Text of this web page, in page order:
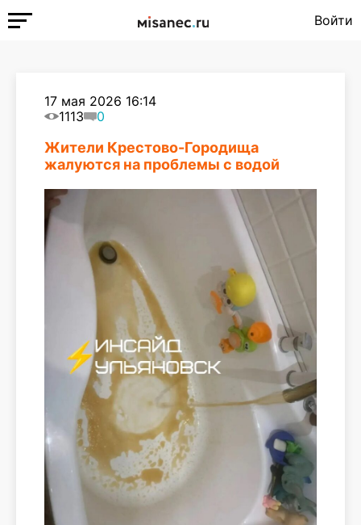
Войти
17 мая 2026 16:14
1113
0
Жители Крестово-Городища
жалуются на проблемы с водой